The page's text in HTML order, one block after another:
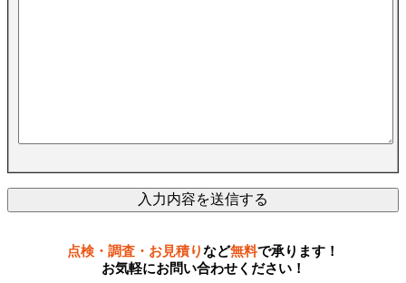
点検・調査・お見積りなど無料で承ります！
お気軽にお問い合わせください！